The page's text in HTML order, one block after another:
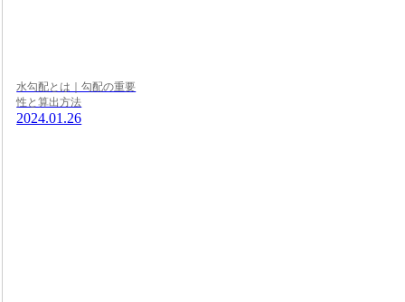
水勾配とは｜勾配の重要
性と算出方法
2024.01.26